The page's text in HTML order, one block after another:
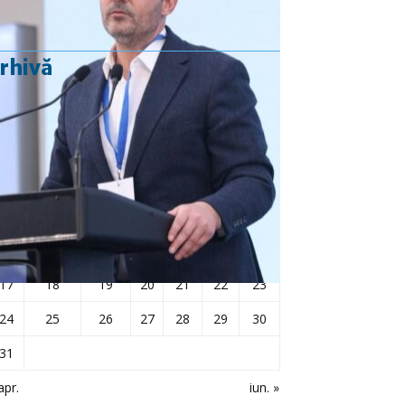
mai 2021
Ma Mi D
iun. »
1
2
6 7 8
9
14
16
18 19 20 21 22
23
25 26 27 28 29
30